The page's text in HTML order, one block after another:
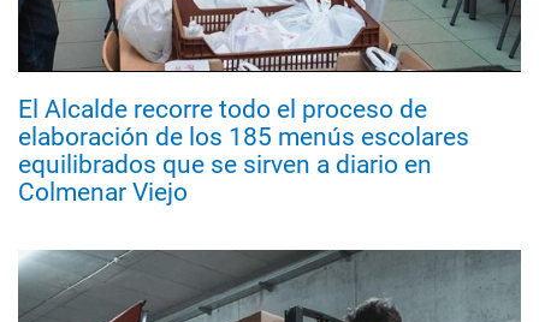
El Alcalde recorre todo el proceso de
elaboración de los 185 menús escolares
equilibrados que se sirven a diario en
Colmenar Viejo